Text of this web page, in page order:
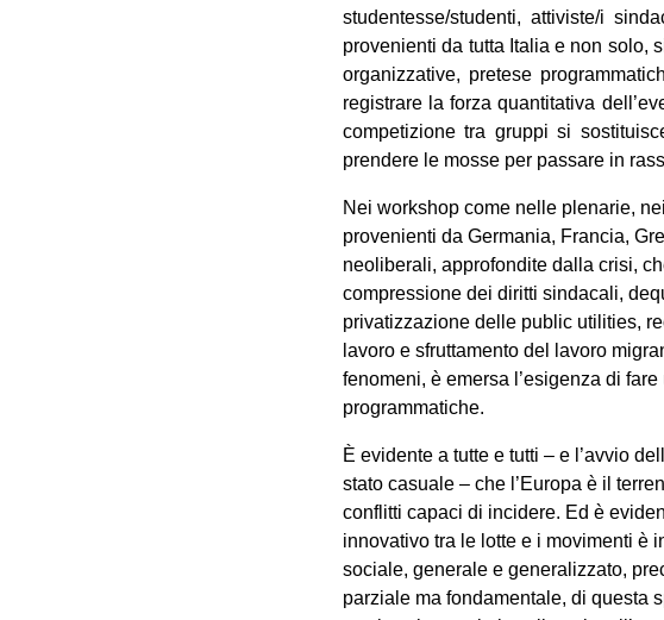
studentesse/studenti, attiviste/i
provenienti da tutta Italia e non solo,
organizzative, pretese
registrare la forza quantitativa
competizione tra gruppi si
prendere le mosse per passare in
Nei workshop come nelle plenarie,
provenienti da Germania, Francia,
neoliberali, approfondite dalla crisi,
compressione dei diritti sindacali,
privatizzazione delle public utilities,
lavoro e sfruttamento del lavoro
fenomeni, è emersa l’esigenza di
programmatiche.
È evidente a tutte e tutti ‒ e l’avvio
stato casuale ‒ che l’Europa è il
conflitti capaci di incidere. Ed è
innovativo tra le lotte e i movimenti è
sociale, generale e generalizzato,
parziale ma fondamentale, di questa